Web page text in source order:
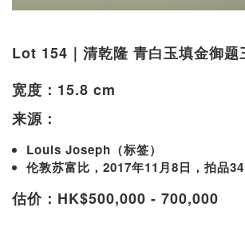
Lot 154｜清乾隆 青白玉填金御题
宽度：15.8 cm
来源：
Louis Joseph（标签）
伦敦苏富比，2017年11月8日，拍品34
估价：HK$500,000 - 700,000